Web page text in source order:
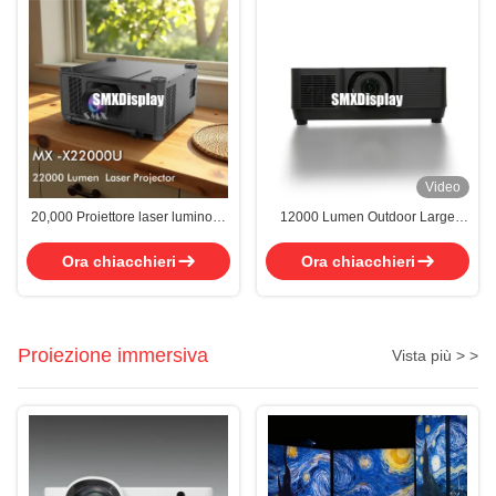
20,000 Proiettore laser luminoso
installazioni di grandi locali
Ora chiacchieri
Video
12000 Lumen Outdoor Large
Ora chiacchieri
Proiezione immersiva Vista più > >